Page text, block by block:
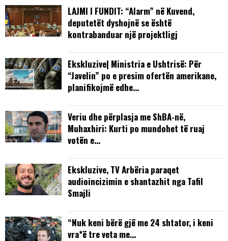
LAJMI I FUNDIT: “Alarm” në Kuvend,
deputetët dyshojnë se është
kontrabanduar një projektligj
Ekskluzive| Ministria e Ushtrisë: Për
“Javelin” po e presim ofertën amerikane,
planifikojmë edhe…
Veriu dhe përplasja me ShBA-në,
Muhaxhiri: Kurti po mundohet të ruaj
votën e…
Ekskluzive, TV Arbëria paraqet
audioincizimin e shantazhit nga Tafil
Smajli
“Nuk keni bërë gjë me 24 shtator, i keni
vra*ë tre veta me…